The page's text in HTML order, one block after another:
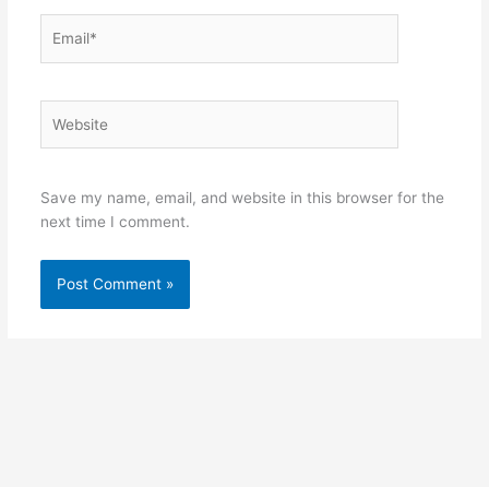
Save my name, email, and website in this browser for the
next time I comment.